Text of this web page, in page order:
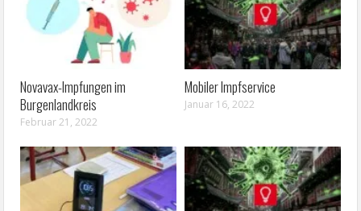
Novavax-Impfungen im
Burgenlandkreis
Februar 21, 2022
Mobiler Impfservice
Januar 16, 2022